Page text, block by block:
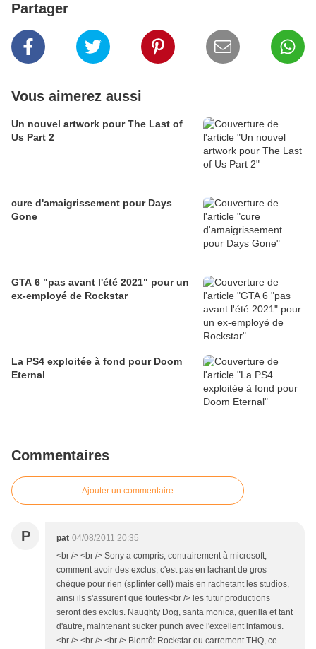
Partager
Vous aimerez aussi
Un nouvel artwork pour The Last of
Us Part 2
cure d'amaigrissement pour Days
Gone
GTA 6 "pas avant l'été 2021" pour un
ex-employé de Rockstar
La PS4 exploitée à fond pour Doom
Eternal
Commentaires
Ajouter un commentaire
P pat 04/08/2011 20:35
<br /> <br /> Sony a compris, contrairement à microsoft,
comment avoir des exclus, c'est pas en lachant de gros
chèque pour rien (splinter cell) mais en rachetant les studios,
ainsi ils s'assurent que toutes<br /> les futur productions
seront des exclus. Naughty Dog, santa monica, guerilla et tant
d'autre, maintenant sucker punch avec l'excellent infamous.
<br /> <br /> <br /> Bientôt Rockstar ou carrement THQ, ce